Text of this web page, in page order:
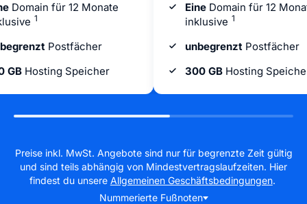
Domain für 12 Monate
1
Postfächer
GB Hosting Speicher
Eine Domain für 12
inklusive 1
unbegrenzt Postfächer
300 GB Hosting
Preise inkl. MwSt. Angebote sind nur für begrenzte Zeit gültig
und sind teils abhängig von Mindestvertragslaufzeiten. Hier
findest du unsere Allgemeinen Geschäftsbedingungen.
Nummerierte Fußnoten